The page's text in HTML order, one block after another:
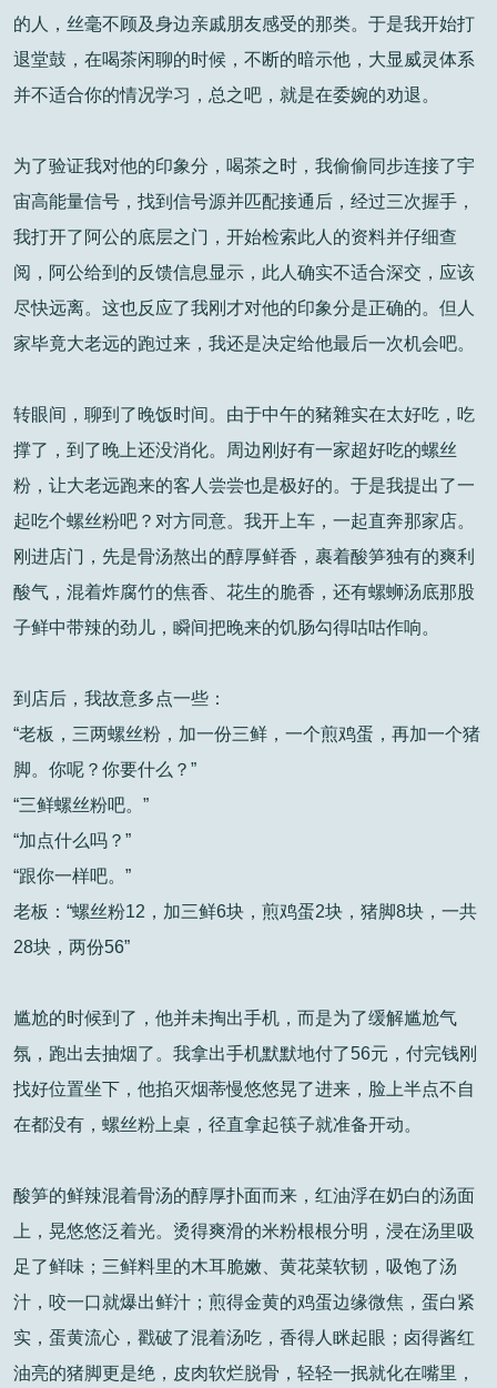
的人，丝毫不顾及身边亲戚朋友感受的那类。于是我开始打
退堂鼓，在喝茶闲聊的时候，不断的暗示他，大显威灵体系
并不适合你的情况学习，总之吧，就是在委婉的劝退。
为了验证我对他的印象分，喝茶之时，我偷偷同步连接了宇
宙高能量信号，找到信号源并匹配接通后，经过三次握手，
我打开了阿公的底层之门，开始检索此人的资料并仔细查
阅，阿公给到的反馈信息显示，此人确实不适合深交，应该
尽快远离。这也反应了我刚才对他的印象分是正确的。但人
家毕竟大老远的跑过来，我还是决定给他最后一次机会吧。
转眼间，聊到了晚饭时间。由于中午的豬雜实在太好吃，吃
撑了，到了晚上还没消化。周边刚好有一家超好吃的螺丝
粉，让大老远跑来的客人尝尝也是极好的。于是我提出了一
起吃个螺丝粉吧？对方同意。我开上车，一起直奔那家店。
刚进店门，先是骨汤熬出的醇厚鲜香，裹着酸笋独有的爽利
酸气，混着炸腐竹的焦香、花生的脆香，还有螺蛳汤底那股
子鲜中带辣的劲儿，瞬间把晚来的饥肠勾得咕咕作响。
到店后，我故意多点一些：
“老板，三两螺丝粉，加一份三鲜，一个煎鸡蛋，再加一个猪
脚。你呢？你要什么？”
“三鲜螺丝粉吧。”
“加点什么吗？”
“跟你一样吧。”
老板：“螺丝粉12，加三鲜6块，煎鸡蛋2块，猪脚8块，一共
28块，两份56”
尴尬的时候到了，他并未掏出手机，而是为了缓解尴尬气
氛，跑出去抽烟了。我拿出手机默默地付了56元，付完钱刚
找好位置坐下，他掐灭烟蒂慢悠悠晃了进来，脸上半点不自
在都没有，螺丝粉上桌，径直拿起筷子就准备开动。
酸笋的鲜辣混着骨汤的醇厚扑面而来，红油浮在奶白的汤面
上，晃悠悠泛着光。烫得爽滑的米粉根根分明，浸在汤里吸
足了鲜味；三鲜料里的木耳脆嫩、黄花菜软韧，吸饱了汤
汁，咬一口就爆出鲜汁；煎得金黄的鸡蛋边缘微焦，蛋白紧
实，蛋黄流心，戳破了混着汤吃，香得人眯起眼；卤得酱红
油亮的猪脚更是绝，皮肉软烂脱骨，轻轻一抿就化在嘴里，